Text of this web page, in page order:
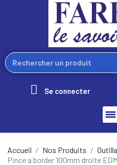
Se connecter
Accueil Nos Produits
Pince a border 100mm droite